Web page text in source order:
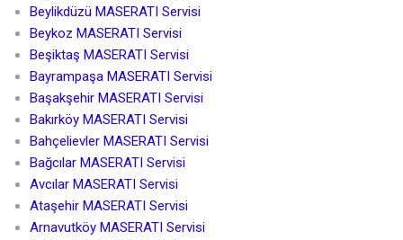
Beylikdüzü MASERATI Servisi
Beykoz MASERATI Servisi
Beşiktaş MASERATI Servisi
Bayrampaşa MASERATI Servisi
Başakşehir MASERATI Servisi
Bakırköy MASERATI Servisi
Bahçelievler MASERATI Servisi
Bağcılar MASERATI Servisi
Avcılar MASERATI Servisi
Ataşehir MASERATI Servisi
Arnavutköy MASERATI Servisi